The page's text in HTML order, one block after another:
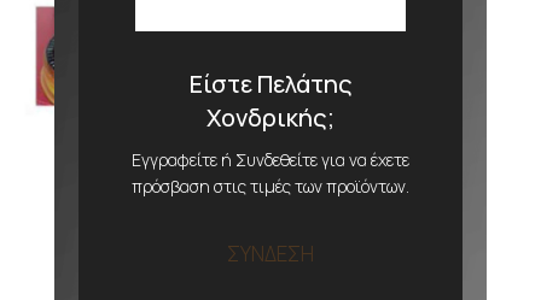
Είστε Πελάτης
Χονδρικής;
Εγγραφείτε ή Συνδεθείτε για να έχετε
πρόσβαση στις τιμές των προϊόντων.
ΣΥΝΔΕΣΗ